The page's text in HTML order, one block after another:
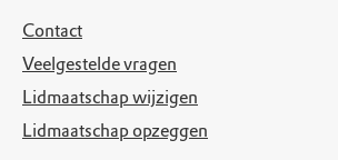
Contact
Veelgestelde vragen
Lidmaatschap wijzigen
Lidmaatschap opzeggen